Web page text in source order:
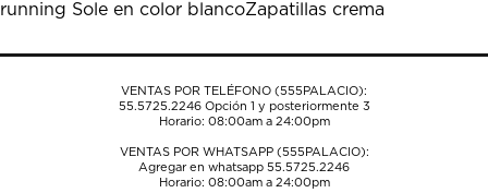
running Sole en color blancoZapatillas crema
VENTAS POR TELÉFONO (555PALACIO):
55.5725.2246Opción 1 y posteriormente 3
Horario: 08:00am a 24:00pm
VENTAS POR WHATSAPP (555PALACIO):
Agregar en whatsapp 55.5725.2246
Horario: 08:00am a 24:00pm